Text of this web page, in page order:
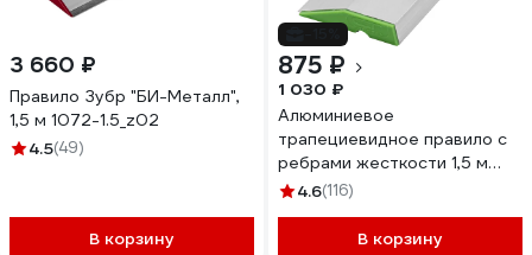
3 660 ₽
Правило Зубр "БИ-Металл",
1,5 м 1072-1.5_z02
4.5(49)
В корзину
875 ₽
1 030 ₽
Алюминиевое
трапециевидное правило с
ребрами жесткости 1,5 м
СИБРТЕХ 89602
4.6(116)
В корзину